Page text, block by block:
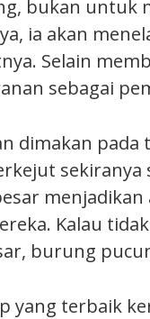
bukan untuk
ia akan
Selain
sebagai
dimakan
sekiranya
Kalau
burung
yang terbaik